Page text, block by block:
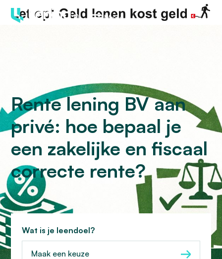
Menu
Rente lening BV aan
privé: hoe bepaal je
een zakelijke en fiscaal
correcte rente?
Wat is je leendoel?
Maak een keuze